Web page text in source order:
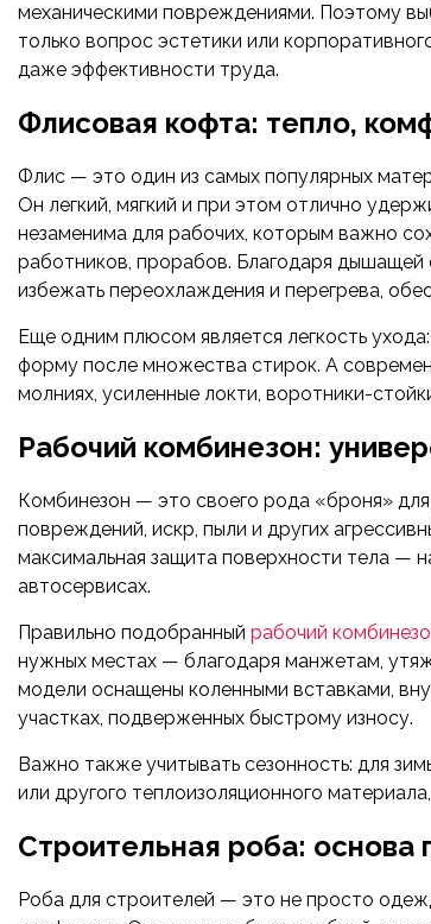
механическими повреждениями. Поэтому
только вопрос эстетики или
даже эффективности труда.
Флисовая кофта: тепло,
Флис — это один из самых популярных
Он легкий, мягкий и при этом отлично
незаменима для рабочих, которым важно
работников, прорабов. Благодаря дышащей
избежать переохлаждения и перегрева,
Еще одним плюсом является легкость
форму после множества стирок. А
молниях, усиленные локти, воротники-
Рабочий комбинезон:
Комбинезон — это своего рода «броня»
повреждений, искр, пыли и других
максимальная защита поверхности тела —
автосервисах.
Правильно подобранный рабочий
нужных местах — благодаря манжетам,
модели оснащены коленными вставками,
участках, подверженных быстрому износу.
Важно также учитывать сезонность: для
или другого теплоизоляционного
Строительная роба:
Роба для строителей — это не просто